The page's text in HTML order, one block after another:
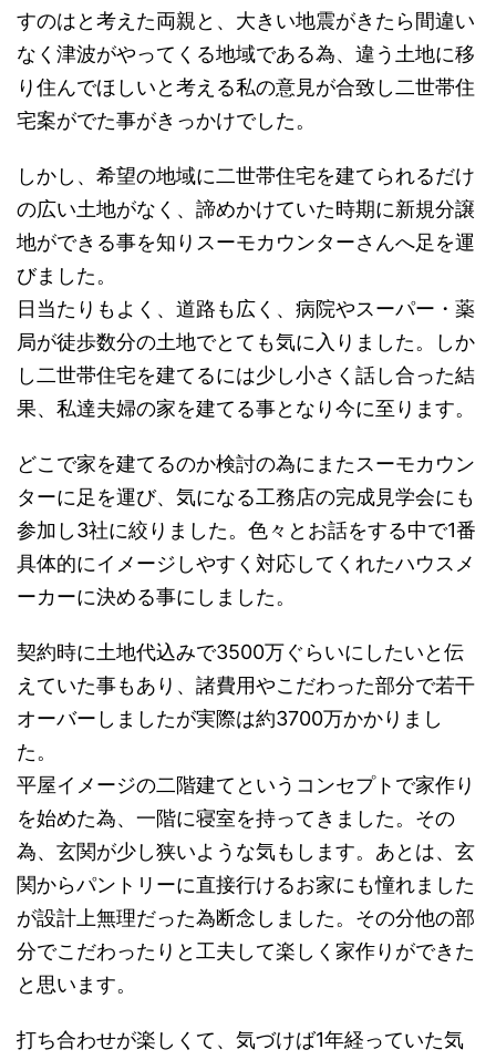
すのはと考えた両親と、大きい地震がきたら間違い
なく津波がやってくる地域である為、違う土地に移
り住んでほしいと考える私の意見が合致し二世帯住
宅案がでた事がきっかけでした。
しかし、希望の地域に二世帯住宅を建てられるだけ
の広い土地がなく、諦めかけていた時期に新規分譲
地ができる事を知りスーモカウンターさんへ足を運
びました。
日当たりもよく、道路も広く、病院やスーパー・薬
局が徒歩数分の土地でとても気に入りました。しか
し二世帯住宅を建てるには少し小さく話し合った結
果、私達夫婦の家を建てる事となり今に至ります。
どこで家を建てるのか検討の為にまたスーモカウン
ターに足を運び、気になる工務店の完成見学会にも
参加し3社に絞りました。色々とお話をする中で1番
具体的にイメージしやすく対応してくれたハウスメ
ーカーに決める事にしました。
契約時に土地代込みで3500万ぐらいにしたいと伝
えていた事もあり、諸費用やこだわった部分で若干
オーバーしましたが実際は約3700万かかりまし
た。
平屋イメージの二階建てというコンセプトで家作り
を始めた為、一階に寝室を持ってきました。その
為、玄関が少し狭いような気もします。あとは、玄
関からパントリーに直接行けるお家にも憧れました
が設計上無理だった為断念しました。その分他の部
分でこだわったりと工夫して楽しく家作りができた
と思います。
打ち合わせが楽しくて、気づけば1年経っていた気